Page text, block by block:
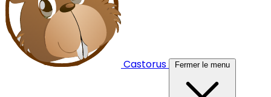
Castorus Fermer le menu